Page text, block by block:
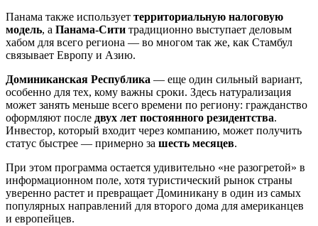
Панама также использует территориальную налоговую
модель, а Панама-Сити традиционно выступает деловым
хабом для всего региона — во многом так же, как Стамбул
связывает Европу и Азию.
Доминиканская Республика — еще один сильный вариант,
особенно для тех, кому важны сроки. Здесь натурализация
может занять меньше всего времени по региону: гражданство
оформляют после двух лет постоянного резидентства.
Инвестор, который входит через компанию, может получить
статус быстрее — примерно за шесть месяцев.
При этом программа остается удивительно «не разогретой» в
информационном поле, хотя туристический рынок страны
уверенно растет и превращает Доминикану в один из самых
популярных направлений для второго дома для американцев
и европейцев.